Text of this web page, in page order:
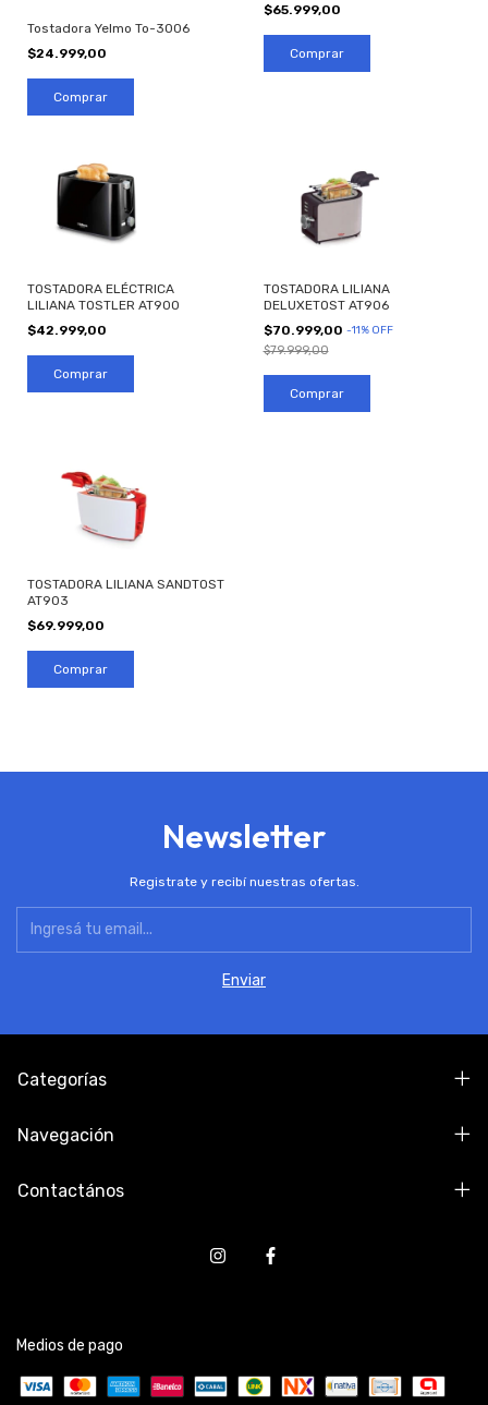
Tostadora Yelmo To-3006
$24.999,00
$65.999,00
TOSTADORA ELÉCTRICA
LILIANA TOSTLER AT900
$42.999,00
TOSTADORA LILIANA
DELUXETOST AT906
$70.999,00 -11% OFF
$79.999,00
TOSTADORA LILIANA SANDTOST
AT903
$69.999,00
Newsletter
Registrate y recibí nuestras ofertas.
Categorías
Navegación
Contactános
Medios de pago